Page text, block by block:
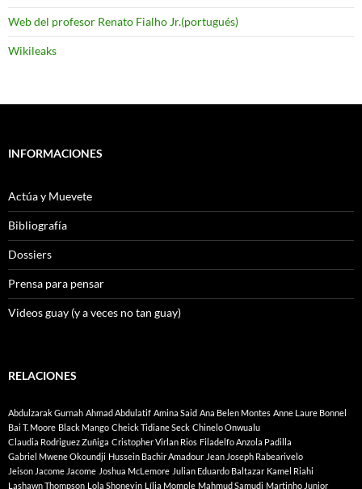
Web del profesor Renato Fialho Jr.(portugués)
Wikileaks
INFORMACIONES
Actúa y Muevete
Bibliografía
Dossiers
Prensa para pensar
Videos guay (y a veces no tan guay)
RELACIONES
Abdulzarak Gurnah Ahmad Abdulatif Amina Said Ana Belen Montes Anne Laure Bonnel
Bai T. Moore Black Mango Cheick Tidiane Seck Chinelo Onwualu
Claudia Rodriguez Zuñiga Cristopher Virlan Rios Filadelfo Anzola Padilla
Gabriel Mwene Okoundji Hussein Bachir Amadour Jean Joseph Rabearivelo
Jeison Jacome Jacome Joshua McLemore Julian Eduardo Baltazar Kamel Riahi
Lashawn Thompson Lola Shoneyin Lília Momple Mahmud Samudi Martinho Junior